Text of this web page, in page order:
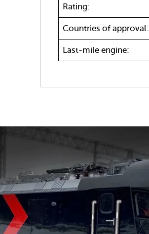
Rating:
Countries of approval:
Last-mile engine: